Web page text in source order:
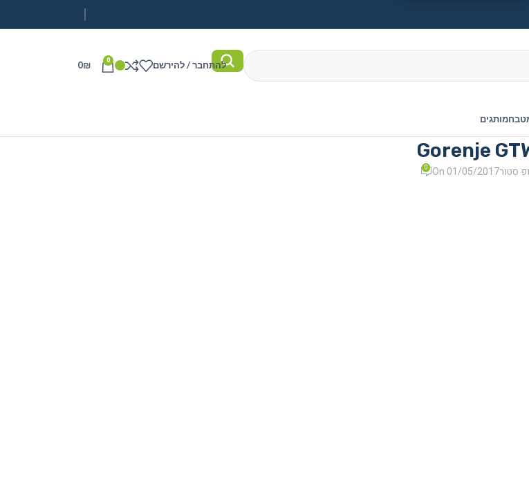
להתחבר / להירשם 0
0₪
מותגים
Gorenje
סטורOn 01/05/2017
0